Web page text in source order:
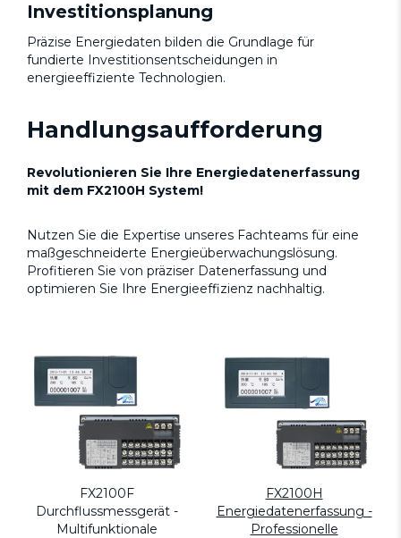
Investitionsplanung
Präzise Energiedaten bilden die Grundlage für
fundierte Investitionsentscheidungen in
energieeffiziente Technologien.
Handlungsaufforderung
Revolutionieren Sie Ihre Energiedatenerfassung
mit dem FX2100H System!
Nutzen Sie die Expertise unseres Fachteams für eine
maßgeschneiderte Energieüberwachungslösung.
Profitieren Sie von präziser Datenerfassung und
optimieren Sie Ihre Energieeffizienz nachhaltig.
FX2100F
Durchflussmessgerät -
Multifunktionale
FX2100H
Energiedatenerfassung -
Professionelle